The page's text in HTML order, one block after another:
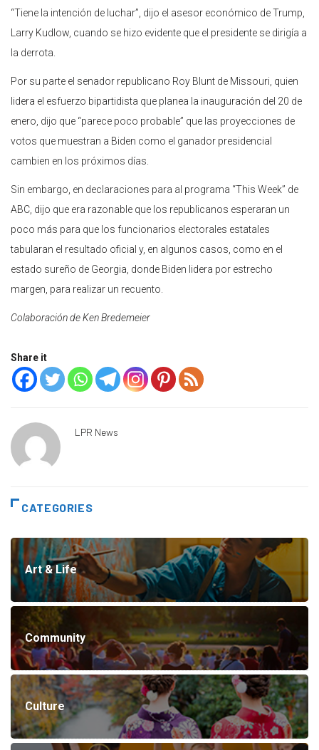
“Tiene la intención de luchar”, dijo el asesor económico de Trump,
Larry Kudlow, cuando se hizo evidente que el presidente se dirigía a
la derrota.
Por su parte el senador republicano Roy Blunt de Missouri, quien
lidera el esfuerzo bipartidista que planea la inauguración del 20 de
enero, dijo que “parece poco probable” que las proyecciones de
votos que muestran a Biden como el ganador presidencial
cambien en los próximos días.
Sin embargo, en declaraciones para al programa “This Week” de
ABC, dijo que era razonable que los republicanos esperaran un
poco más para que los funcionarios electorales estatales
tabularan el resultado oficial y, en algunos casos, como en el
estado sureño de Georgia, donde Biden lidera por estrecho
margen, para realizar un recuento.
Colaboración de Ken Bredemeier
Share it
LPR News
CATEGORIES
Art & Life
Community
Culture